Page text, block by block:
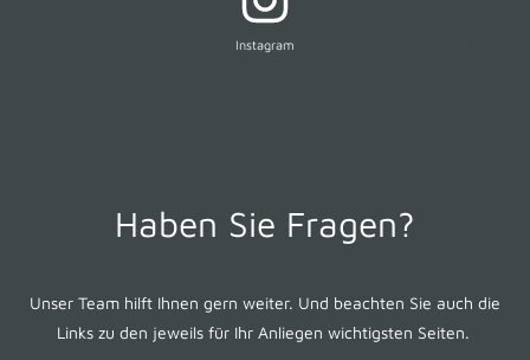
Instagram
Haben Sie Fragen?
Unser Team hilft Ihnen gern weiter. Und beachten Sie auch die
Links zu den jeweils für Ihr Anliegen wichtigsten Seiten.